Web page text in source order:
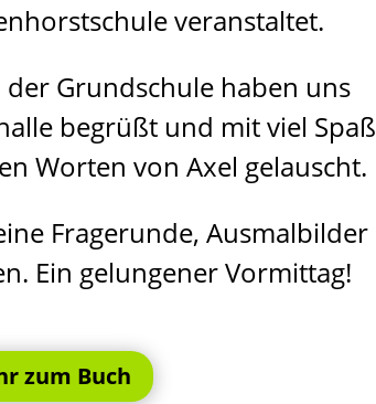
veranstaltet.
der Grundschule haben uns
begrüßt und mit viel Spaß
Worten von Axel gelauscht.
Fragerunde, Ausmalbilder
Ein gelungener Vormittag!
zum Buch